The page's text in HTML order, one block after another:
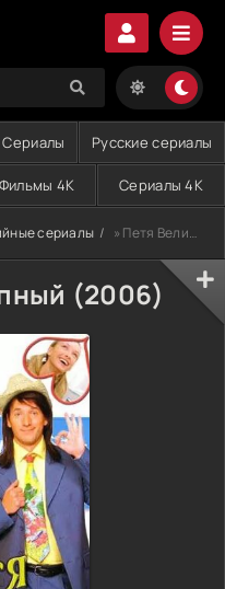
Сериалы Русские сериалы
Фильмы 4K Сериалы 4K
сериалы » Петя Великолепный (2006)
(2006)